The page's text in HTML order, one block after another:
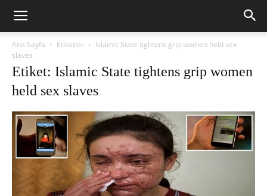
Ana Sayfa Etiketler
Islamic State tightens grip women held sex
slaves
Etiket: Islamic State tightens grip women
held sex slaves